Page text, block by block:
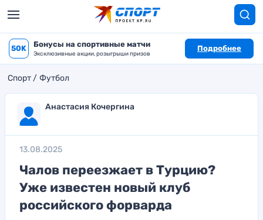
50K Бонусы на спортивные матчи
Эксклюзивные акции, розыгрыши призов
Подробнее
Спорт Футбол
Анастасия Кочергина
13.08.2025
Чалов переезжает в Турцию?
Уже известен новый клуб
российского форварда